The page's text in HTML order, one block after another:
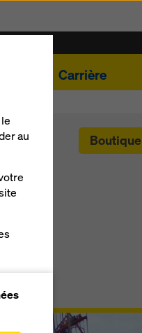
Carrière
Boutique
au